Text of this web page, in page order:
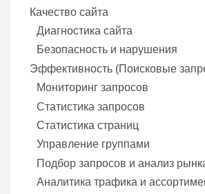
Качество сайта
Диагностика сайта
Безопасность и нарушения
Эффективность (Поисковые
Мониторинг запросов
Статистика запросов
Статистика страниц
Управление группами
Подбор запросов и анализ
Аналитика трафика и